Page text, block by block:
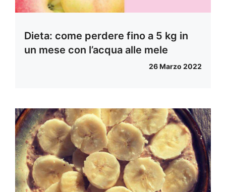
Dieta: come perdere fino a 5 kg in
un mese con l’acqua alle mele
26 Marzo 2022